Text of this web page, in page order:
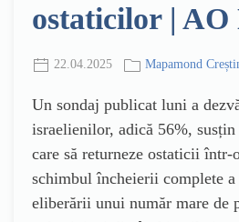
ostaticilor | AO
22.04.2025 Mapamond
Un sondaj publicat luni a
israelienilor, adică 56%,
care să returneze ostaticii într-
schimbul încheierii complete
eliberării unui număr mare de